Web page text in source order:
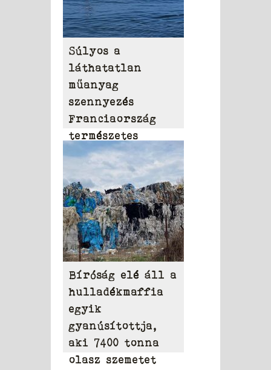
Súlyos a
láthatatlan
műanyag
szennyezés
Franciaország
természetes
vizeiben
Bíróság elé áll a
hulladékmaffia
egyik
gyanúsítottja,
aki 7400 tonna
olasz szemetet